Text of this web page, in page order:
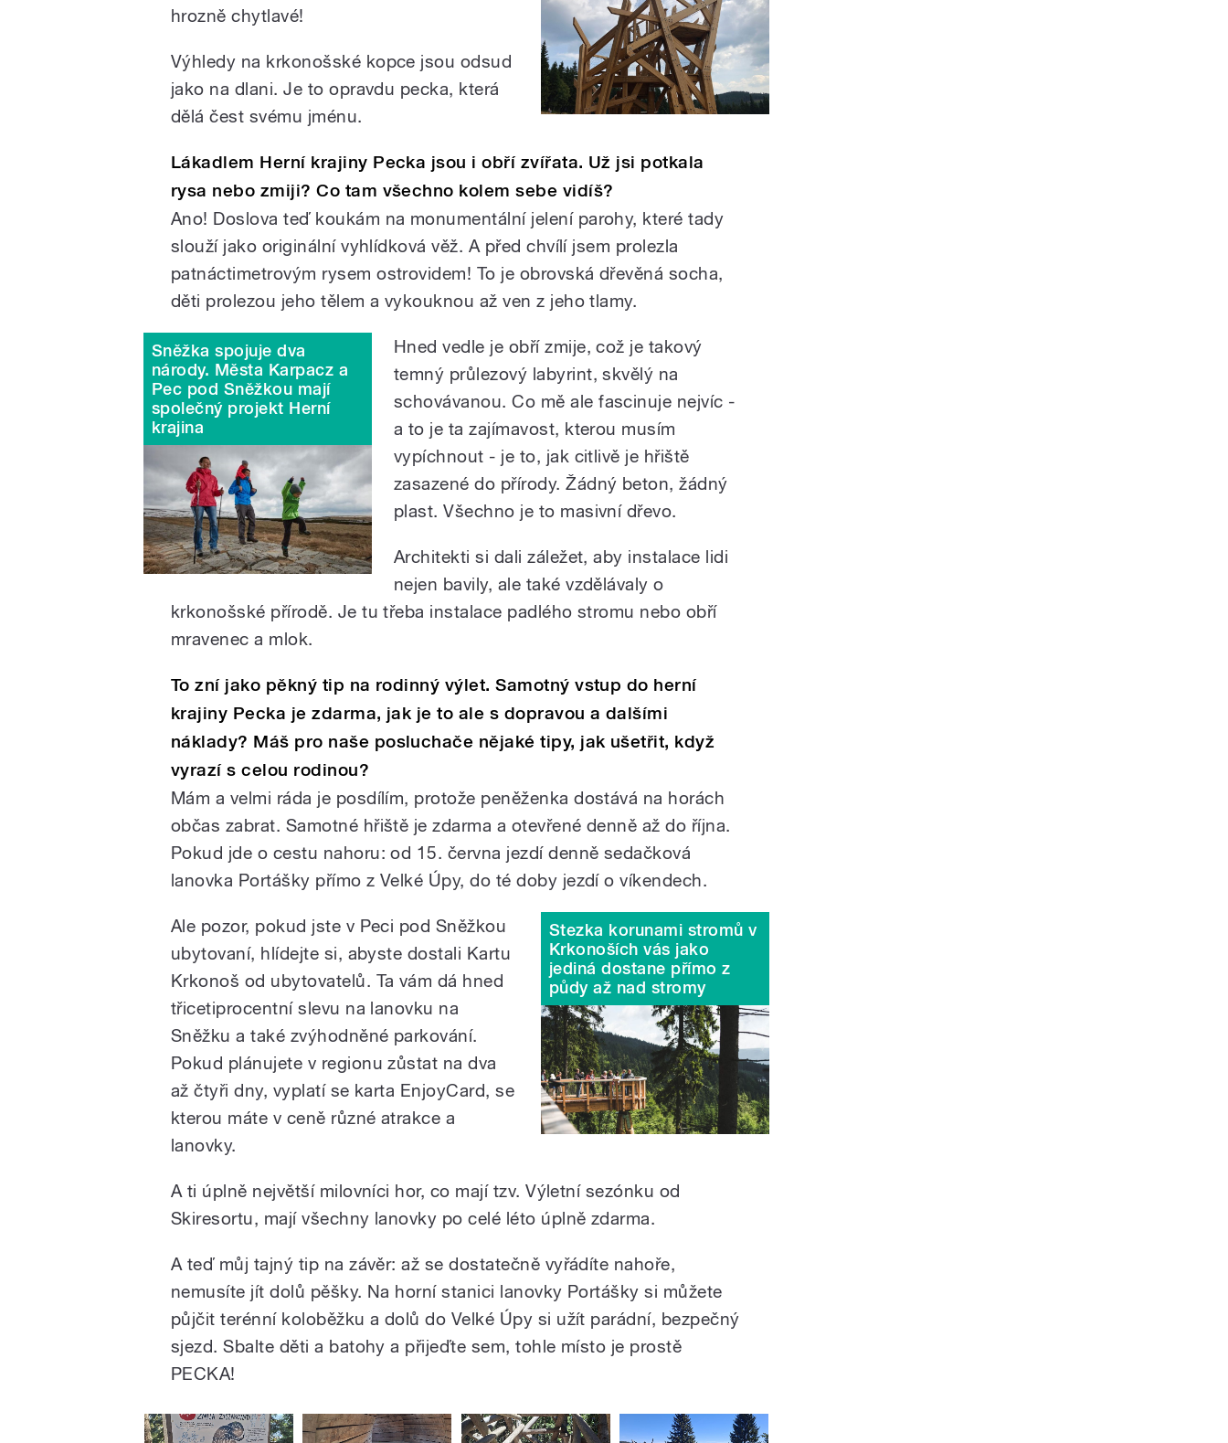
hrozně chytlavé!
Výhledy na krkonošské kopce jsou odsud
jako na dlani. Je to opravdu pecka, která
dělá čest svému jménu.
Lákadlem Herní krajiny Pecka jsou i obří zvířata. Už jsi potkala
rysa nebo zmiji? Co tam všechno kolem sebe vidíš?
Ano! Doslova teď koukám na monumentální jelení parohy, které tady
slouží jako originální vyhlídková věž. A před chvílí jsem prolezla
patnáctimetrovým rysem ostrovidem! To je obrovská dřevěná socha,
děti prolezou jeho tělem a vykouknou až ven z jeho tlamy.
Sněžka spojuje dva
národy. Města Karpacz a
Pec pod Sněžkou mají
společný projekt Herní
krajina
Hned vedle je obří zmije, což je takový
temný průlezový labyrint, skvělý na
schovávanou. Co mě ale fascinuje nejvíc -
a to je ta zajímavost, kterou musím
vypíchnout - je to, jak citlivě je hřiště
zasazené do přírody. Žádný beton, žádný
plast. Všechno je to masivní dřevo.
Architekti si dali záležet, aby instalace lidi
nejen bavily, ale také vzdělávaly o
krkonošské přírodě. Je tu třeba instalace padlého stromu nebo obří
mravenec a mlok.
To zní jako pěkný tip na rodinný výlet. Samotný vstup do herní
krajiny Pecka je zdarma, jak je to ale s dopravou a dalšími
náklady? Máš pro naše posluchače nějaké tipy, jak ušetřit, když
vyrazí s celou rodinou?
Mám a velmi ráda je posdílím, protože peněženka dostává na horách
občas zabrat. Samotné hřiště je zdarma a otevřené denně až do října.
Pokud jde o cestu nahoru: od 15. června jezdí denně sedačková
lanovka Portášky přímo z Velké Úpy, do té doby jezdí o víkendech.
Stezka korunami stromů v
Krkonoších vás jako
jediná dostane přímo z
půdy až nad stromy
Ale pozor, pokud jste v Peci pod Sněžkou
ubytovaní, hlídejte si, abyste dostali Kartu
Krkonoš od ubytovatelů. Ta vám dá hned
třicetiprocentní slevu na lanovku na
Sněžku a také zvýhodněné parkování.
Pokud plánujete v regionu zůstat na dva
až čtyři dny, vyplatí se karta EnjoyCard, se
kterou máte v ceně různé atrakce a
lanovky.
A ti úplně největší milovníci hor, co mají tzv. Výletní sezónku od
Skiresortu, mají všechny lanovky po celé léto úplně zdarma.
A teď můj tajný tip na závěr: až se dostatečně vyřádíte nahoře,
nemusíte jít dolů pěšky. Na horní stanici lanovky Portášky si můžete
půjčit terénní koloběžku a dolů do Velké Úpy si užít parádní, bezpečný
sjezd. Sbalte děti a batohy a přijeďte sem, tohle místo je prostě
PECKA!